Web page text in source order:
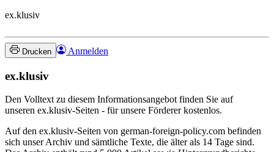
ex.klusiv
Drucken Anmelden
ex.klusiv
Den Volltext zu diesem Informationsangebot finden Sie auf
unseren ex.klusiv-Seiten - für unsere Förderer kostenlos.
Auf den ex.klusiv-Seiten von german-foreign-policy.com befinden
sich unser Archiv und sämtliche Texte, die älter als 14 Tage sind.